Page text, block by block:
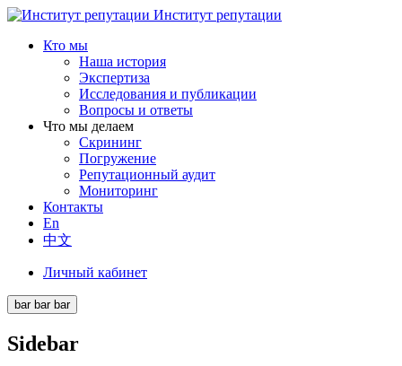
Институт репутации
Кто мы
Наша история
Экспертиза
Исследования и публикации
Вопросы и ответы
Что мы делаем
Скрининг
Погружение
Репутационный аудит
Мониторинг
Контакты
En
中文
Личный кабинет
bar bar bar
Sidebar